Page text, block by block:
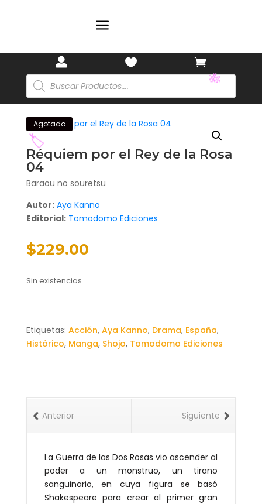
a
 

Búsqueda
de
productos
Agotado
Réquiem por el Rey de la Rosa
04
Baraou no souretsu
Autor: Aya Kanno
Editorial: Tomodomo Ediciones
$229.00
Sin existencias
Etiquetas: Acción, Aya Kanno, Drama, España,
Histórico, Manga, Shojo, Tomodomo Ediciones
Siguiente
Anterior
La Guerra de las Dos Rosas vio ascender al
poder a un monstruo, un tirano
sanguinario, en cuya figura se basó
Shakespeare para crear al primer gran
🏷️